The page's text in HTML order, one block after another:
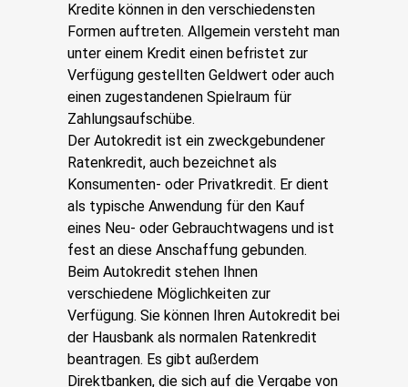
Kredite können in den verschiedensten
Formen auftreten. Allgemein versteht man
unter einem Kredit einen befristet zur
Verfügung gestellten Geldwert oder auch
einen zugestandenen Spielraum für
Zahlungsaufschübe.
Der Autokredit ist ein zweckgebundener
Ratenkredit, auch bezeichnet als
Konsumenten- oder Privatkredit. Er dient
als typische Anwendung für den Kauf
eines Neu- oder Gebrauchtwagens und ist
fest an diese Anschaffung gebunden.
Beim Autokredit stehen Ihnen
verschiedene Möglichkeiten zur
Verfügung. Sie können Ihren Autokredit bei
der Hausbank als normalen Ratenkredit
beantragen. Es gibt außerdem
Direktbanken, die sich auf die Vergabe von